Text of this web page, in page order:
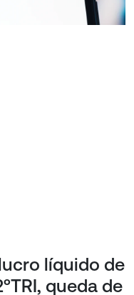
líquido de
queda de